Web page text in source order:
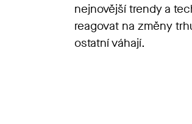
nejnovější trendy a
reagovat na změny
ostatní váhají.